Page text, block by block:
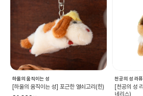
하울의 움직이는 성
[하울의 움직이는 성] 포근한 열쇠고리(힌)
천공의 성 라
[천공의 성
네리스)